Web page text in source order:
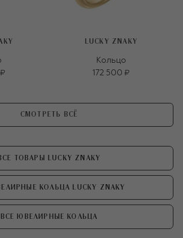
LUCKY ZNAKY
Кольцо
172 500 ₽
СМОТРЕТЬ ВСЁ
ТОВАРЫ LUCKY ZNAKY
КОЛЬЦА LUCKY ZNAKY
ВСЕ ЮВЕЛИРНЫЕ КОЛЬЦА